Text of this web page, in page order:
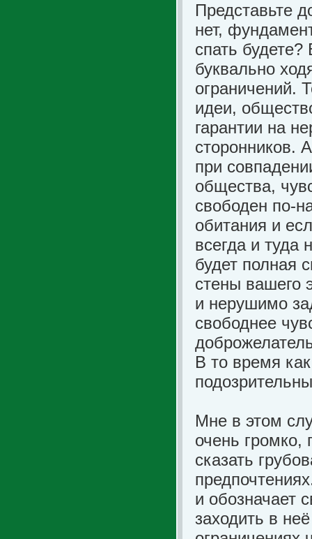
Представьте
нет,
спать
буквально
ограничений.
идеи,
гарантии на
сторонников.
при
общества,
свободен по-
обитания и
всегда и туда
будет полная
стены вашего
и нерушимо
свободнее
В то время
Мне в этом
очень громко,
сказать
и обозначает
заходить в